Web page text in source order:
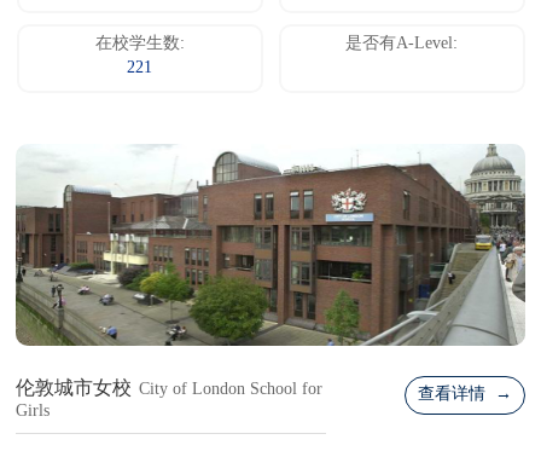
在校学生数:
221
是否有A-Level:
伦敦城市女校 City of London School for
Girls
查看详情 →